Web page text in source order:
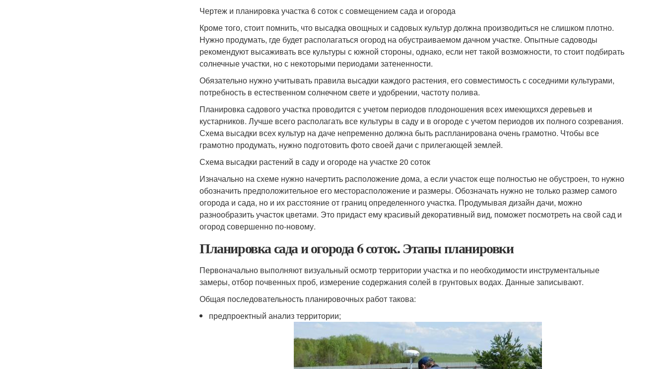
Чертеж и планировка участка 6 соток с совмещением сада и огорода
Кроме того, стоит помнить, что высадка овощных и садовых культур должна производиться не слишком плотно.
Нужно продумать, где будет располагаться огород на обустраиваемом дачном участке. Опытные садоводы
рекомендуют высаживать все культуры с южной стороны, однако, если нет такой возможности, то стоит подбирать
солнечные участки, но с некоторыми периодами затененности.
Обязательно нужно учитывать правила высадки каждого растения, его совместимость с соседними культурами,
потребность в естественном солнечном свете и удобрении, частоту полива.
Планировка садового участка проводится с учетом периодов плодоношения всех имеющихся деревьев и
кустарников. Лучше всего располагать все культуры в саду и в огороде с учетом периодов их полного созревания.
Схема высадки всех культур на даче непременно должна быть распланирована очень грамотно. Чтобы все
грамотно продумать, нужно подготовить фото своей дачи с прилегающей землей.
Схема высадки растений в саду и огороде на участке 20 соток
Изначально на схеме нужно начертить расположение дома, а если участок еще полностью не обустроен, то нужно
обозначить предположительное его месторасположение и размеры. Обозначать нужно не только размер самого
огорода и сада, но и их расстояние от границ определенного участка. Продумывая дизайн дачи, можно
разнообразить участок цветами. Это придаст ему красивый декоративный вид, поможет посмотреть на свой сад и
огород совершенно по-новому.
Планировка сада и огорода 6 соток. Этапы планировки
Первоначально выполняют визуальный осмотр территории участка и по необходимости инструментальные
замеры, отбор почвенных проб, измерение содержания солей в грунтовых водах. Данные записывают.
Общая последовательность планировочных работ такова:
предпроектный анализ территории;